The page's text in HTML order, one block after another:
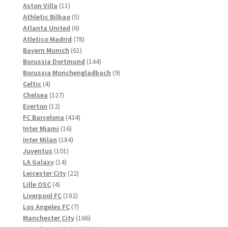
Produkte
Aston Villa 1111
Produkte
Athletic Bilbao 55
Produkte
Atlanta United 66
Produkte
Atletico Madrid 7878
Bayern Munich 6161
Produkte
Borussia Dortmund 144144
Produkte
Borussia Monchengladbach 99
Celtic 44
Produkte
Chelsea 127127
Everton 1212
Produkte
FC Barcelona 434434
Inter Miami 1616
Produkte
Inter Milan 184184
Juventus 101101
LA Galaxy 1414
Produkte
Leicester City 2222
Lille OSC 44
Produkte
Liverpool FC 182182
Produkte
Los Angeles FC 77
Produkte
Manchester City 166166